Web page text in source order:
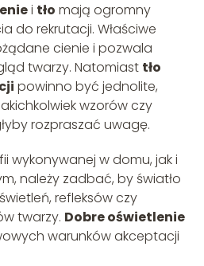
i tło mają ogromny
do rekrutacji. Właściwe
cienie i pozwala
twarzy. Natomiast tło
powinno być jednolite,
wzorów czy
rozpraszać uwagę.
wykonywanej w domu, jak i
należy zadbać, by światło
refleksów czy
twarzy. Dobre oświetlenie
warunków akceptacji